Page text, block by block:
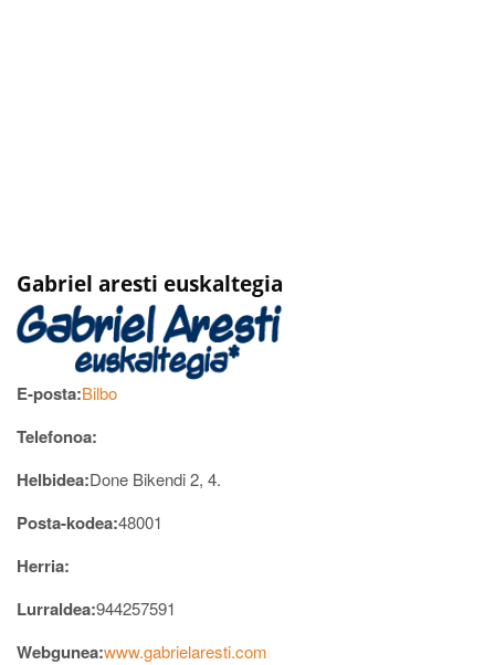
Gabriel aresti euskaltegia
E-posta:Bilbo
Telefonoa:
Helbidea:Done Bikendi 2, 4.
Posta-kodea:48001
Herria:
Lurraldea:944257591
Webgunea:www.gabrielaresti.com